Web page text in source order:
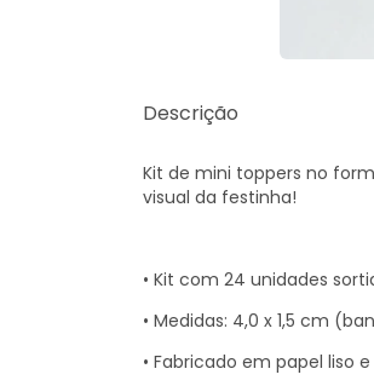
Descrição
Kit de mini toppers no
visual da festinha!
• Kit com 24 unidades
• Medidas: 4,0 x 1,5 cm
• Fabricado em papel liso